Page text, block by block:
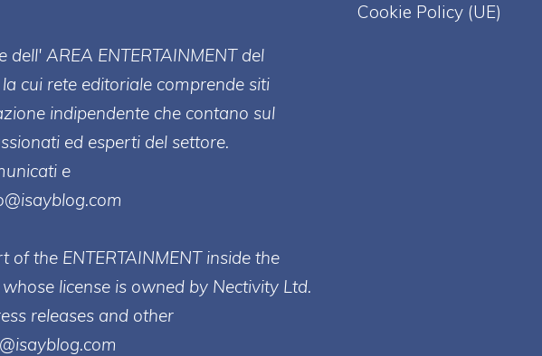
dell' AREA ENTERTAINMENT del
cui rete editoriale comprende siti
indipendente che contano sul
ed esperti del settore.
e
of the ENTERTAINMENT inside the
license is owned by Nectivity Ltd.
releases and other
Cookie Policy (UE)